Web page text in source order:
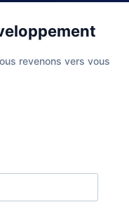
revenons vers vous